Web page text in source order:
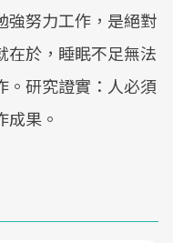
強努力工作，是絕對
在於，睡眠不足無法
。研究證實：人必須
果。